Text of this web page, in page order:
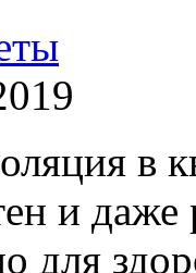
в
и даже
для